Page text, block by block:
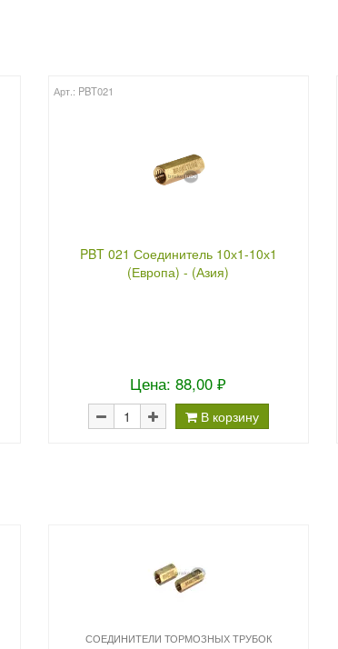
Арт.: PBT021
PBT 021 Соединитель 10х1-10х1
(Европа) - (Азия)
Цена: 88,00 ₽
В корзину
СОЕДИНИТЕЛИ ТОРМОЗНЫХ ТРУБОК